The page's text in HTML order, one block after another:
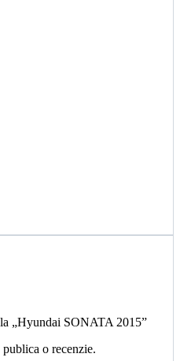
„Hyundai SONATA 2015”
publica o recenzie.